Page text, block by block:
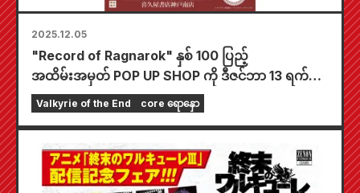
2025.12.05
"Record of Ragnarok" နှစ် 100 ပြည့်
အထိမ်းအမှတ် POP UP SHOP ကို ဒီဇင်ဘာ 13 ရက်မှ
စတင်ကာ Kikuya Bookstore Kobe Minami စတိုး
တွင် ကျင်းပမည်
Valkyrie of the End core ရောနှော